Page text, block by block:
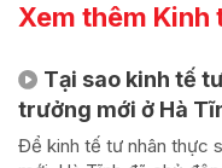
Xem thêm Kinh
Tại sao kinh tế
trưởng mới ở Hà
Để kinh tế tư nhân thực